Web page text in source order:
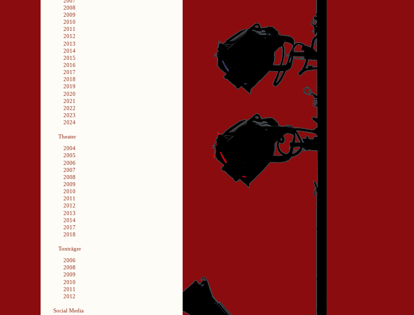
2008
2009
2010
2011
2012
2013
2014
2015
2016
2017
2018
2019
2020
2021
2022
2023
2024
Theater
2004
2005
2006
2007
2008
2009
2010
2011
2012
2013
2014
2017
2018
Tonträger
2006
2008
2009
2010
2011
2012
Social Media